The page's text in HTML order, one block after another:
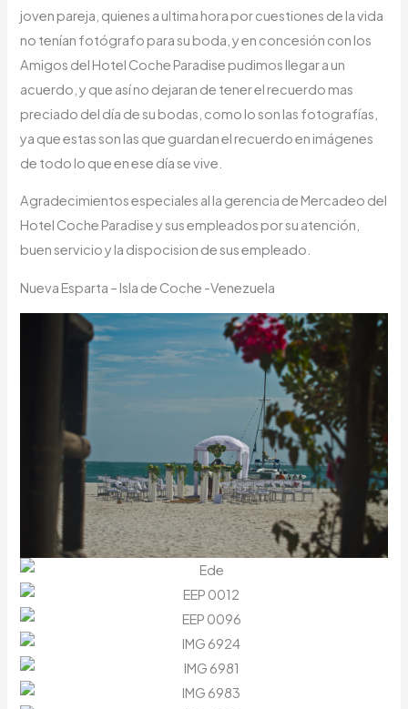
joven pareja, quienes a ultima hora por cuestiones de la vida
no tenían fotógrafo para su boda, y en concesión con los
Amigos del Hotel Coche Paradise pudimos llegar a un
acuerdo, y que así no dejaran de tener el recuerdo mas
preciado del día de su bodas, como lo son las fotografías,
ya que estas son las que guardan el recuerdo en imágenes
de todo lo que en ese día se vive.
Agradecimientos especiales al la gerencia de Mercadeo del
Hotel Coche Paradise y sus empleados por su atención,
buen servicio y la dispocision de sus empleado.
Nueva Esparta – Isla de Coche -Venezuela